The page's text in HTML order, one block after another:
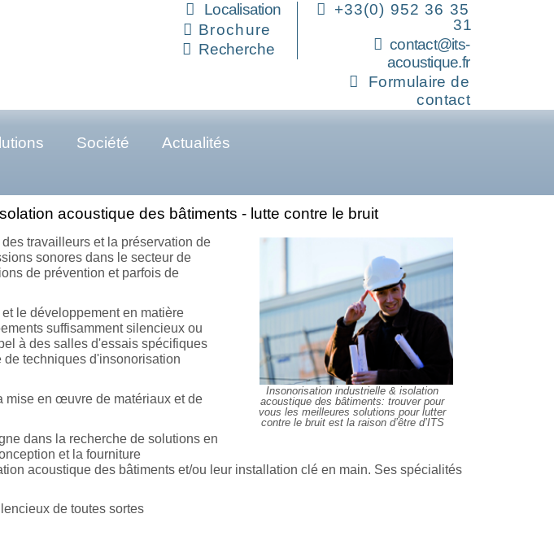
+33(0) 952 36 35
31
contact@its-
acoustique.fr
Formulaire de
contact
Localisation
Brochure
Recherche
Société Actualités
acoustique des bâtiments - lutte contre le bruit
Insonorisation industrielle & isolation
acoustique des bâtiments: trouver pour
vous les meilleures solutions pour lutter
contre le bruit est la raison d’être d’ITS
travailleurs et la préservation de
sonores dans le secteur de
de prévention et parfois de
le développement en matière
suffisamment silencieux ou
à des salles d'essais spécifiques
techniques d'insonorisation
mise en œuvre de matériaux et de
dans la recherche de solutions en
et la fourniture
acoustique des bâtiments et/ou leur installation clé en main. Ses spécialités
de toutes sortes